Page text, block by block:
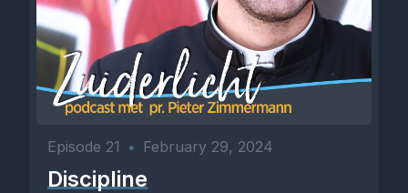
Episode 21 • February 29, 2024
Discipline